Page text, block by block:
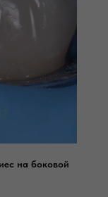
на боковой